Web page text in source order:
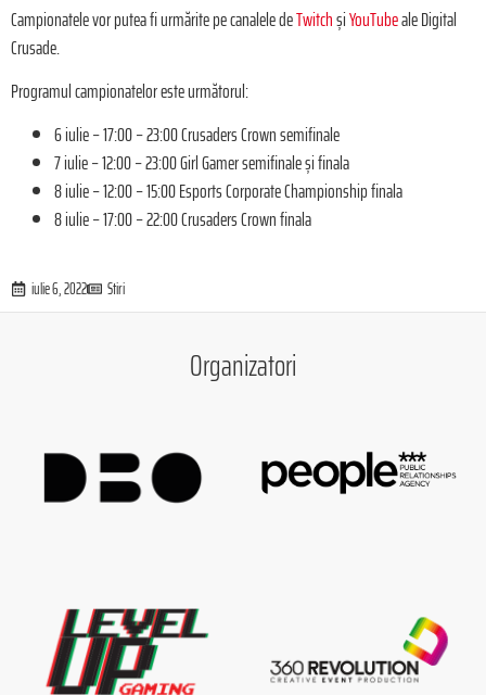
Campionatele vor putea fi urmărite pe canalele deTwitchșiYouTubeale Digital
Crusade.
Programul campionatelor este următorul:
6 iulie – 17:00 – 23:00 Crusaders Crown semifinale
7 iulie – 12:00 – 23:00 Girl Gamer semifinale și finala
8 iulie – 12:00 – 15:00 Esports Corporate Championship finala
8 iulie – 17:00 – 22:00 Crusaders Crown finala
iulie 6, 2022 Stiri
Organizatori